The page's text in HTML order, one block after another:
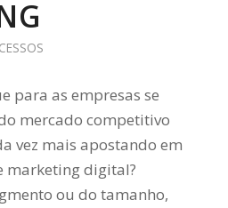
para as empresas se
mercado competitivo
vez mais apostando em
marketing digital?
ou do tamanho,